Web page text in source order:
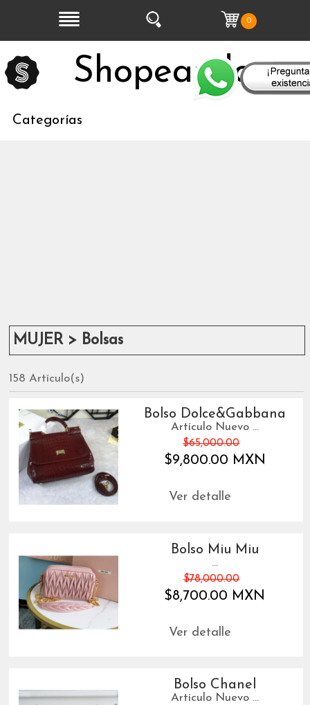
0
Shopeandoo
Categorías
MUJER > Bolsas
158 Artículo(s)
Bolso Dolce&Gabbana
Artículo Nuevo ...
$65,000.00
$9,800.00 MXN
Ver detalle
Bolso Miu Miu
...
$78,000.00
$8,700.00 MXN
Ver detalle
Bolso Chanel
Artículo Nuevo ...